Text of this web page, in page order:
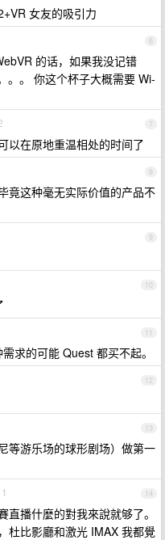
女友的吸引力
6
的话，如果我没记错
。。 你这个杯子大概需要 Wi-
7
以在原地重温相处的时间了
8
竟这种毫无实际价值的产品不
9
10
11
求的可能 Quest 都买不起。
12
13
等游乐场的球形剧场）做第一
14
1
播什麼的對我來說就够了。
杜比影廳和激光 IMAX 我都覺